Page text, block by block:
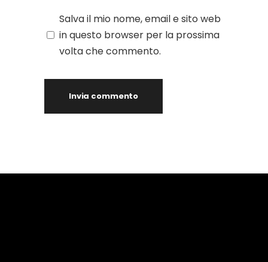
Salva il mio nome, email e sito web
in questo browser per la prossima
volta che commento.